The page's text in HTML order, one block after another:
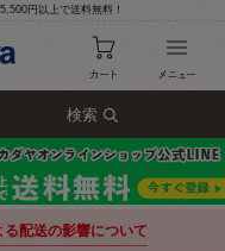
円以上で送料無料！
検索
る配送の影響について